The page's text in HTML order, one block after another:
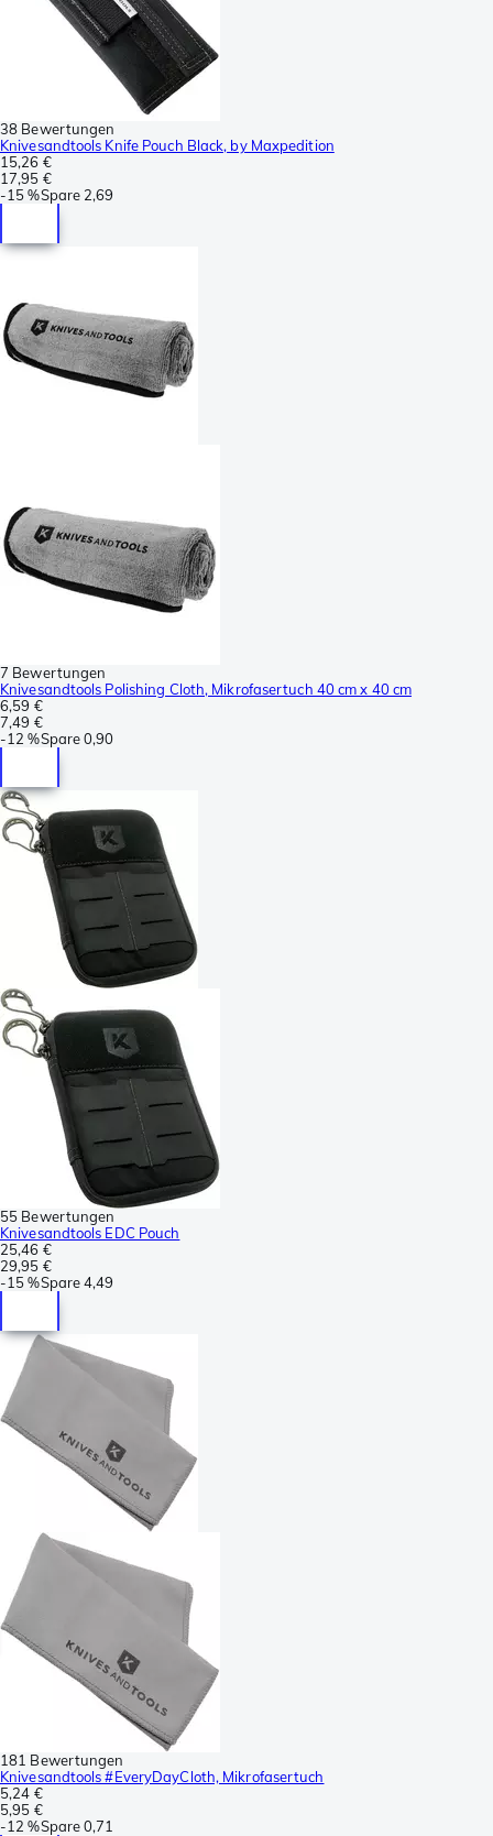
38 Bewertungen
Knivesandtools Knife Pouch Black, by Maxpedition
15,26 €
17,95 €
-15 %Spare 2,69
7 Bewertungen
Knivesandtools Polishing Cloth, Mikrofasertuch 40 cm x 40 cm
6,59 €
7,49 €
-12 %Spare0,90
55 Bewertungen
Knivesandtools EDC Pouch
25,46 €
29,95 €
-15 %Spare4,49
181 Bewertungen
Knivesandtools #EveryDayCloth, Mikrofasertuch
5,24 €
5,95 €
-12 %Spare0,71